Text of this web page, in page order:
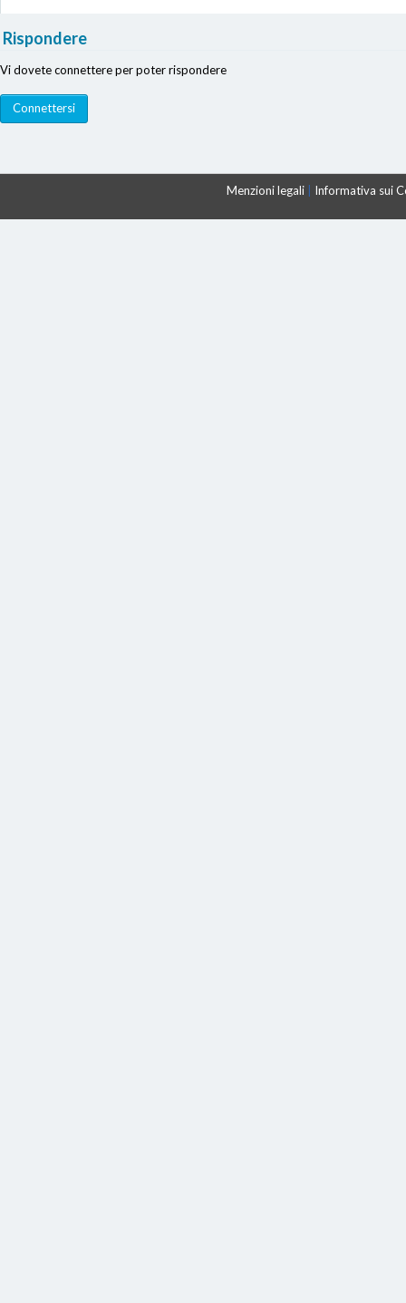
Rispondere
Vi dovete connettere per poter rispondere
Menzioni legali Informativa sui